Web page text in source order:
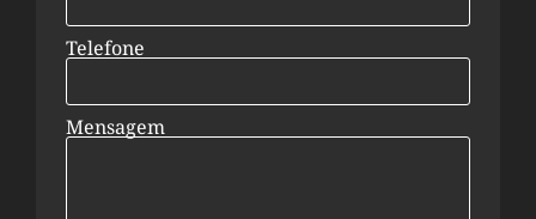
Telefone
Mensagem